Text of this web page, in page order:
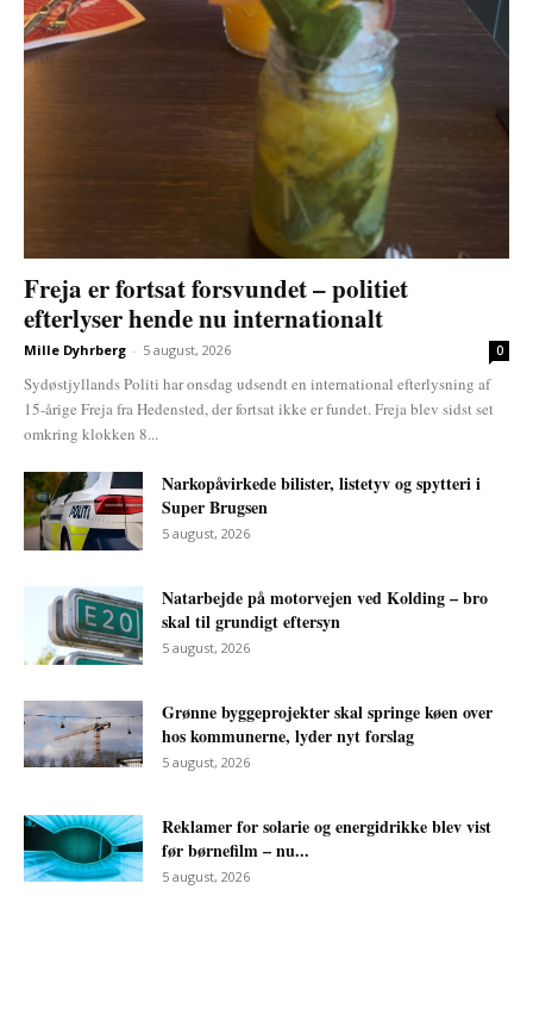
Freja er fortsat forsvundet – politiet
efterlyser hende nu internationalt
Mille Dyhrberg - 5 august, 2026 0
Sydøstjyllands Politi har onsdag udsendt en international efterlysning af
15-årige Freja fra Hedensted, der fortsat ikke er fundet. Freja blev sidst set
omkring klokken 8...
Narkopåvirkede bilister, listetyv og spytteri i
Super Brugsen
5 august, 2026
Natarbejde på motorvejen ved Kolding – bro
skal til grundigt eftersyn
5 august, 2026
Grønne byggeprojekter skal springe køen over
hos kommunerne, lyder nyt forslag
5 august, 2026
Reklamer for solarie og energidrikke blev vist
før børnefilm – nu...
5 august, 2026